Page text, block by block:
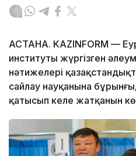
АСТАНА. KAZINFORM —
институты жүргізген
нәтижелері
сайлау науқанына
қатысып келе жатқанын